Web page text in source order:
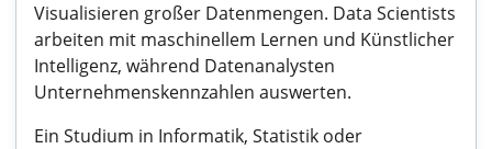
Visualisieren großer Datenmengen. Data Scientists
arbeiten mit maschinellem Lernen und Künstlicher
Intelligenz, während Datenanalysten
Unternehmenskennzahlen auswerten.
Ein Studium in Informatik, Statistik oder